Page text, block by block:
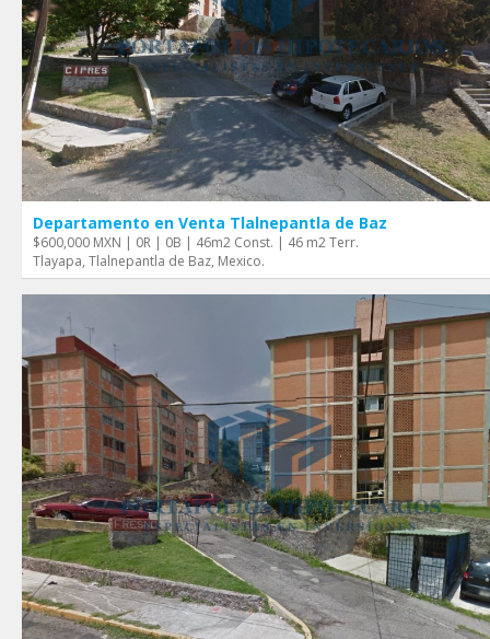
Departamento en Venta Tlalnepantla de Baz
$600,000 MXN | 0R | 0B | 46m2 Const. | 46 m2 Terr.
Tlayapa, Tlalnepantla de Baz, Mexico.